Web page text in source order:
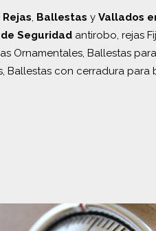
Rejas, Ballestas y Vallados
de Seguridad antirobo, rejas
Ornamentales, Ballestas
Ballestas con cerradura para